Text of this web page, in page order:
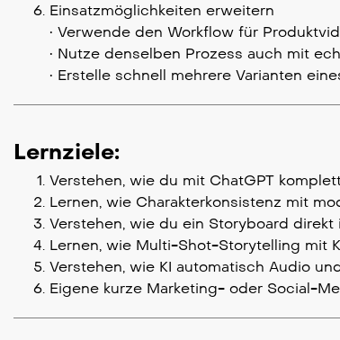
Einsatzmöglichkeiten erweitern
• Verwende den Workflow für
• Nutze denselben Prozess auch mit
• Erstelle schnell mehrere Varianten
Lernziele:
Verstehen, wie du mit ChatGPT
Lernen, wie Charakterkonsistenz mit
Verstehen, wie du ein Storyboard direkt
Lernen, wie Multi-Shot-Storytelling mit
Verstehen, wie KI automatisch Audio
Eigene kurze Marketing- oder Social-